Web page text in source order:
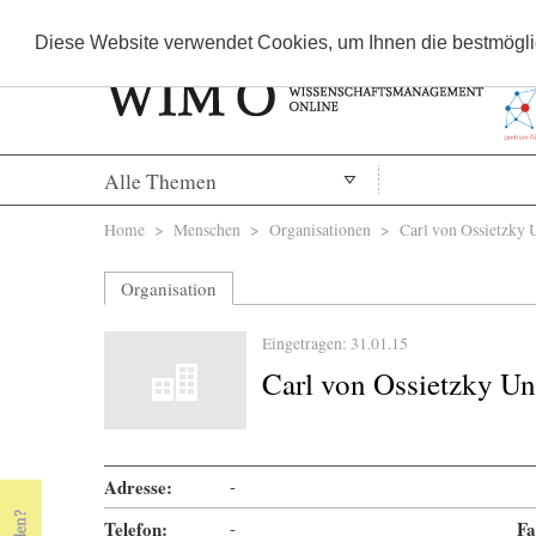
Diese Website verwendet Cookies, um Ihnen die
Alle Themen
Sie sind hier
Home > Menschen > Organisationen > Carl von Ossietzky
Organisation
Eingetragen: 31.01.15
Carl von Ossietzky
Adresse: -
Telefon: -